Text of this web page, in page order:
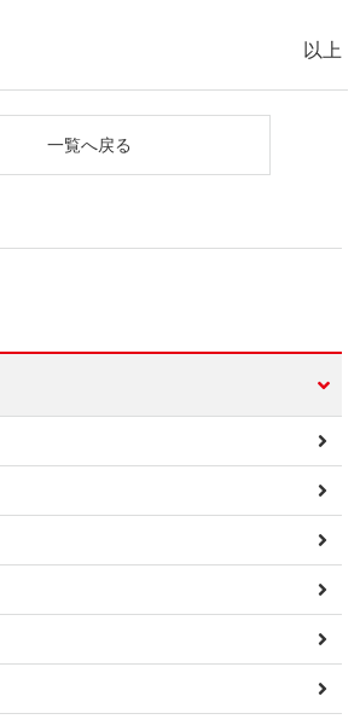
以上
一覧へ戻る